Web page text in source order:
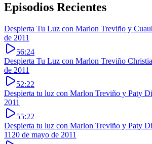
Episodios Recientes
Despierta Tu Luz con Marlon Treviño y
de 2011
56:24
Despierta Tu Luz con Marlon Treviño
de 2011
52:22
Despierta tu luz con Marlon Treviño y Paty
2011
55:22
Despierta tu luz con Marlon Treviño y Paty
11 20 de mayo de 2011